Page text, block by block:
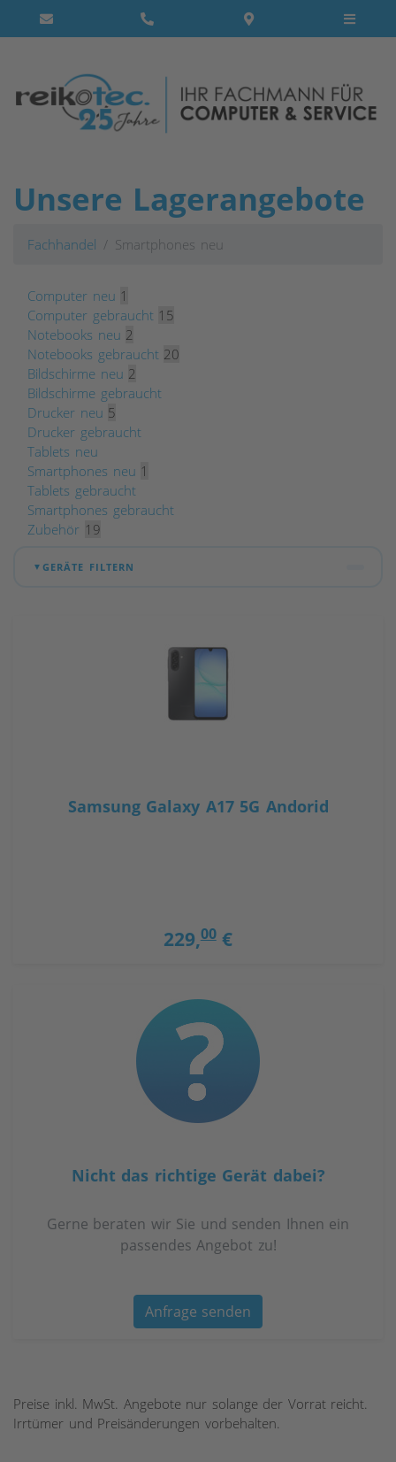
Unsere Lagerangebote
Fachhandel Smartphones neu
Computer neu 1
Computer gebraucht 15
Notebooks neu 2
Notebooks gebraucht 20
Bildschirme neu 2
Bildschirme gebraucht
Drucker neu 5
Drucker gebraucht
Tablets neu
Smartphones neu 1
Tablets gebraucht
Smartphones gebraucht
Zubehör 19
▼ GERÄTE FILTERN
32 GB
512 GB 1 TB
Samsung Galaxy A17 5G Andorid
229,00€
Nicht das richtige Gerät dabei?
Gerne beraten wir Sie und senden Ihnen ein
passendes Angebot zu!
Anfrage senden
Preise inkl. MwSt. Angebote nur solange der Vorrat reicht.
Irrtümer und Preisänderungen vorbehalten.